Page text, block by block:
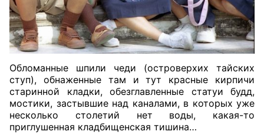
Обломанные шпили чеди (островерхих тайских
ступ), обнаженные там и тут красные кирпичи
старинной кладки, обезглавленные статуи будд,
мостики, застывшие над каналами, в которых уже
несколько столетий нет воды, какая-то
приглушенная кладбищенская тишина…